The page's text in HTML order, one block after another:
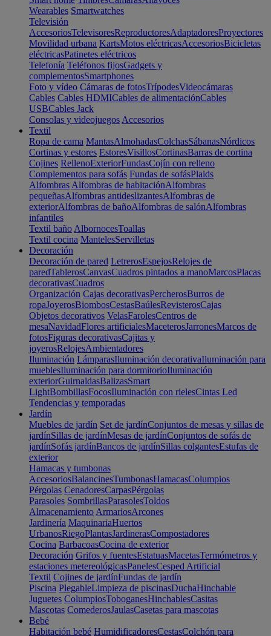
Wearables Smartwatches
Televisión
AccesoriosTelevisoresReproductoresAdaptadoresProyectores
Movilidad urbana KartsMotos eléctricasAccesoriosBicicletas
eléctricasPatinetes eléctricos
Telefonía Teléfonos fijosGadgets y
complementosSmartphones
Foto y vídeo Cámaras de fotosTrípodesVideocámaras
Cables Cables HDMICables de alimentaciónCables
USBCables Jack
Consolas y videojuegos Accesorios
Textil
Ropa de cama MantasAlmohadasColchasSábanasNórdicos
Cortinas y estores EstoresVisillosCortinasBarras de cortina
Cojines RellenoExteriorFundasCojín con relleno
Complementos para sofás Fundas de sofásPlaids
Alfombras Alfombras de habitaciónAlfombras
pequeñasAlfombras antideslizantesAlfombras de
exteriorAlfombras de bañoAlfombras de salónAlfombras
infantiles
Textil baño AlbornocesToallas
Textil cocina MantelesServilletas
Decoración
Decoración de pared LetrerosEspejosRelojes de
paredTablerosCanvasCuadros pintados a manoMarcosPlacas
decorativasCuadros
Organización Cajas decorativasPercherosBurros de
ropaJoyerosBiombosCestasBaúlesRevisterosCajas
Objetos decorativos VelasFarolesCentros de
mesaNavidadFlores artificialesMaceterosJarronesMarcos de
fotosFiguras decorativasCajitas y
joyerosRelojesAmbientadores
Iluminación LámparasIluminación decorativaIluminación para
mueblesIluminación para dormitorioIluminación
exteriorGuirnaldasBalizasSmart
LightBombillasFocosIluminación con rielesCintas Led
Tendencias y temporadas
Jardín
Muebles de jardín Set de jardínConjuntos de mesas y sillas de
jardínSillas de jardínMesas de jardínConjuntos de sofás de
jardínSofás jardínBancos de jardínSillas colgantesEstufas de
exterior
Hamacas y tumbonas
AccesoriosBalancinesTumbonasHamacasColumpios
Pérgolas CenadoresCarpasPérgolas
Parasoles SombrillasParasolesToldos
Almacenamiento ArmariosArcones
Jardinería MaquinariaHuertos
UrbanosRiegoPlantasJardinerasCompostadores
Cocina BarbacoasCocina de exterior
Decoración Grifos y fuentesEstatuasMacetasTermómetros y
estaciones metereológicasPanelesCesped Artificial
Textil Cojines de jardínFundas de jardín
Piscina PlegableLimpieza de piscinasDuchaHinchable
Juguetes ColumpiosToboganesHinchablesCasitas
Mascotas ComederosJaulasCasetas para mascotas
Bebé
Habitación bebé HumidificadoresCestasColchón para